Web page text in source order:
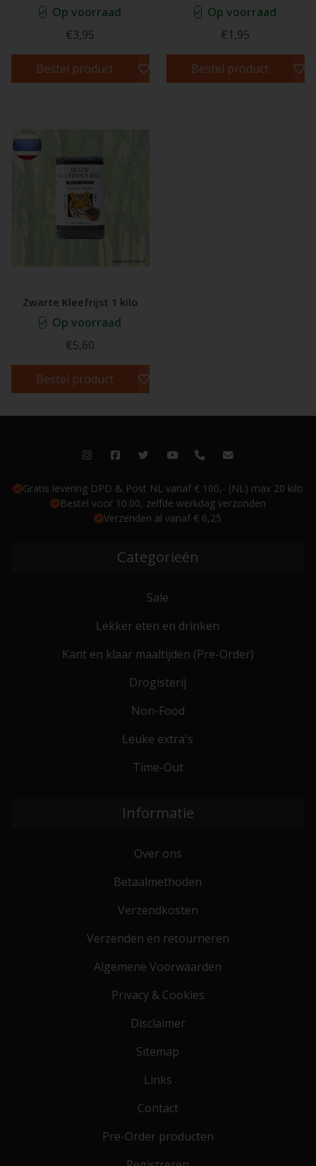
Op voorraad
€3,95
Bestel product
Op voorraad
€1,95
Bestel product
Zwarte Kleefrijst 1 kilo
Op voorraad
€5,60
Bestel product
Gratis levering DPD & Post NL vanaf € 100,- (NL) max 20 kilo
Bestel voor 10:00, zelfde werkdag verzonden
Verzenden al vanaf € 6,25
Categorieën
Sale
Lekker eten en drinken
Kant en klaar maaltijden (Pre-Order)
Drogisterij
Non-Food
Leuke extra's
Time-Out
Informatie
Over ons
Betaalmethoden
Verzendkosten
Verzenden en retourneren
Algemene Voorwaarden
Privacy & Cookies
Disclaimer
Sitemap
Links
Contact
Pre-Order producten